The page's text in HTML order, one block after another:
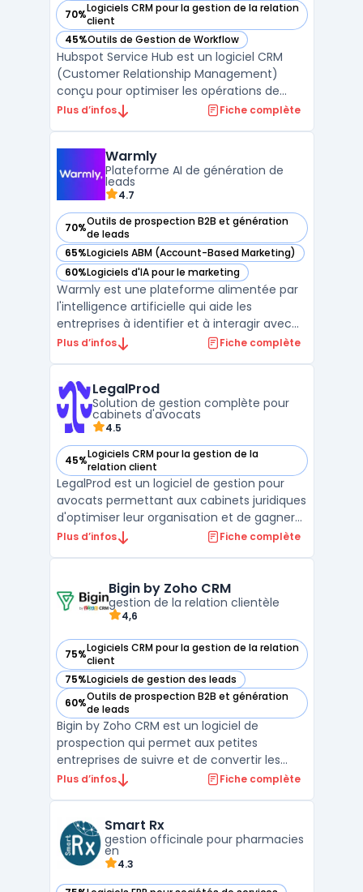
70%Logiciels CRM pour la gestion de la relation
client
— voir Hubspot Service Hub dans cette catégorie
45%Outils de Gestion de Workflow
— voir Hubspot Service Hub dans cette catégorie
Hubspot Service Hub est un logiciel CRM
(Customer Relationship Management)
conçu pour optimiser les opérations de
Commerce & Ventes. Développé par
DG, PDG et indépendants en offrant une
solution complète ...
Plus d’infos Fiche complète
Warmly
Plateforme AI de génération de
leads
4.7
70%Outils de prospection B2B et génération
de leads
— voir Warmly dans cette catégorie
65%Logiciels ABM (Account-Based Marketing)
— voir Warmly dans cette catégorie
60%Logiciels d'IA pour le marketing
— voir Warmly dans cette catégorie
Warmly est une plateforme alimentée par
l'intelligence artificielle qui aide les
entreprises à identifier et à interagir avec
des visiteurs à fort potentiel sur leur site
commerciales et marketing de repérer les
visiteurs anonyme ...
Plus d’infos Fiche complète
LegalProd
Solution de gestion complète pour
cabinets d'avocats
4.5
45%Logiciels CRM pour la gestion de la
relation client
— voir LegalProd dans cette catégorie
LegalProd est un logiciel de gestion pour
avocats permettant aux cabinets juridiques
d'optimiser leur organisation et de gagner
en productivité. Conçu pour les
l'automatisation de la facturation juridique
et l'organisation ...
Plus d’infos Fiche complète
Bigin by Zoho CRM
gestion de la relation clientèle
4,6
75%Logiciels CRM pour la gestion de la relation
client
— voir Bigin by Zoho CRM dans cette catégorie
75%Logiciels de gestion des leads
— voir Bigin by Zoho CRM dans cette catégorie
60%Outils de prospection B2B et génération
de leads
— voir Bigin by Zoho CRM dans cette catégorie
Bigin by Zoho CRM est un logiciel de
prospection qui permet aux petites
entreprises de suivre et de convertir les
prospects. Il offre des fonctionnalités telles
reporting. Avec Bigin, les utilisateurs
peuvent automat ...
Plus d’infos Fiche complète
Smart Rx
gestion officinale pour pharmacies
en
4.3